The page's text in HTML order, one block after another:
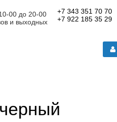
00 до 20-00
и выходных
+7 343 351 70 70
+7 922 185 35 29